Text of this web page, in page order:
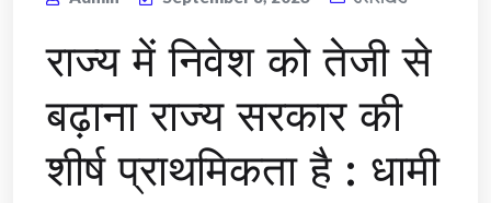
राज्य में निवेश को तेजी से
बढ़ाना राज्य सरकार की
शीर्ष प्राथमिकता है : धामी